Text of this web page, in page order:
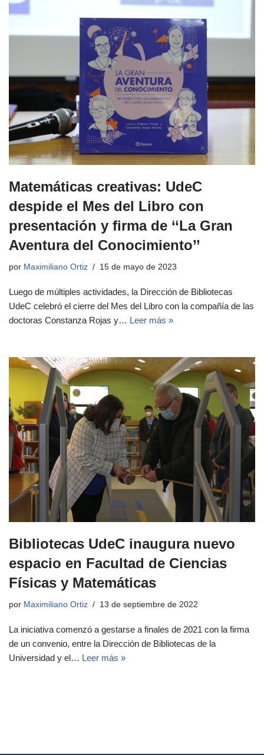
Matemáticas creativas: UdeC
despide el Mes del Libro con
presentación y firma de ‘‘La Gran
Aventura del Conocimiento’’
por Maximiliano Ortiz 15 de mayo de 2023
Luego de múltiples actividades, la Dirección de Bibliotecas
UdeC celebró el cierre del Mes del Libro con la compañía de las
doctoras Constanza Rojas y… Leer más »
Bibliotecas UdeC inaugura nuevo
espacio en Facultad de Ciencias
Físicas y Matemáticas
por Maximiliano Ortiz 13 de septiembre de 2022
La iniciativa comenzó a gestarse a finales de 2021 con la firma
de un convenio, entre la Dirección de Bibliotecas de la
Universidad y el… Leer más »